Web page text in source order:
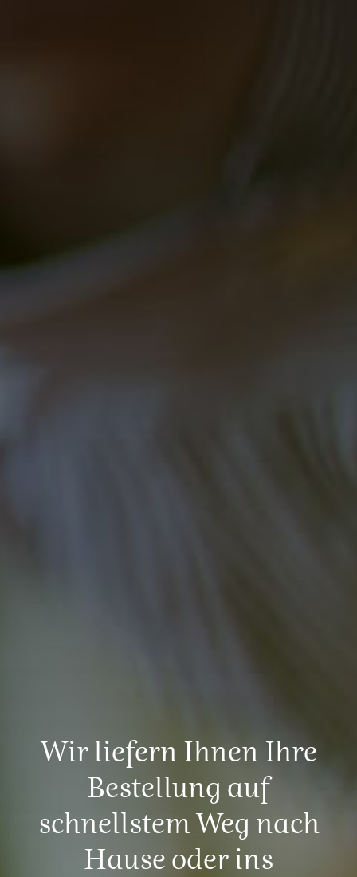
Wir liefern Ihnen Ihre
Bestellung auf
schnellstem Weg nach
Hause oder ins